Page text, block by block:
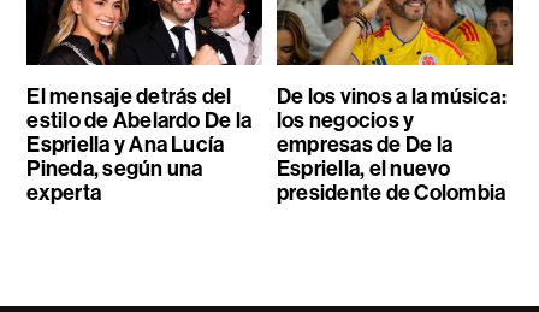
El mensaje detrás del
estilo de Abelardo De la
Espriella y Ana Lucía
Pineda, según una
experta
De los vinos a la música:
los negocios y
empresas de De la
Espriella, el nuevo
presidente de Colombia